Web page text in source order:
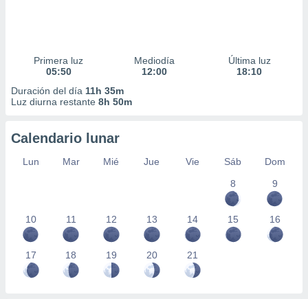
Primera luz
05:50
Mediodía
12:00
Última luz
18:10
Duración del día 11h 35m
Luz diurna restante 8h 50m
Calendario lunar
Lun Mar Mié Jue Vie Sáb
Dom
8
9
10 11 12 13 14 15 16
17 18 19 20 21